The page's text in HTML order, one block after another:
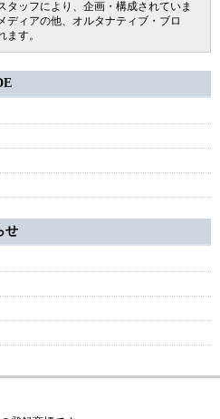
タッフにより、企画・構成されていま
ディアの他、オルタナティブ・ブロ
す。
せ